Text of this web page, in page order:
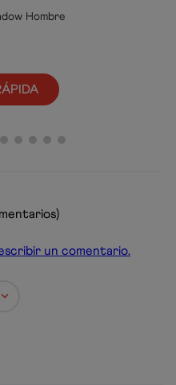
Hombre
un comentario.